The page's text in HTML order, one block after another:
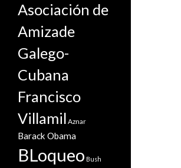
Asociación de
Amizade
Galego-
Cubana
Francisco
Villamil Aznar
Barack Obama
BLoqueo Bush